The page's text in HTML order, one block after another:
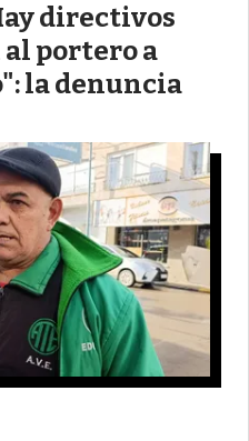
directivos
portero a
la denuncia